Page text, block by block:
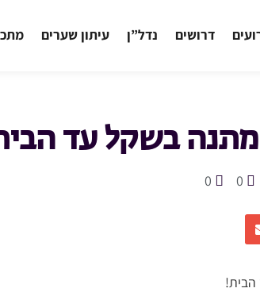
דרושים נדל”ן עיתון שערים
בשקל עד
0
0